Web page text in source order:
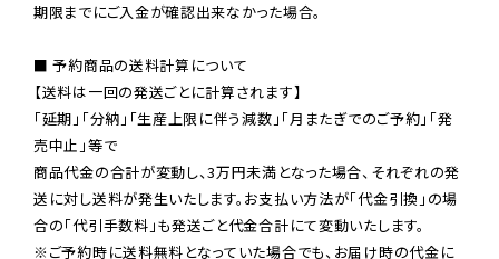
期限までにご入金が確認出来なかった場合。
■ 予約商品の送料計算について
【送料は一回の発送ごとに計算されます】
「延期」「分納」「生産上限に伴う減数」「月またぎでのご予約」「発
売中止」等で
商品代金の合計が変動し、3万円未満となった場合、それぞれの発
送に対し送料が発生いたします。お支払い方法が「代金引換」の場
※ご予約時に送料無料となっていた場合でも、お届け時の代金に